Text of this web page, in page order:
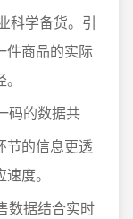
科学备货。引
件商品的实际
码的数据共
节的信息更透
度。
数据结合实时